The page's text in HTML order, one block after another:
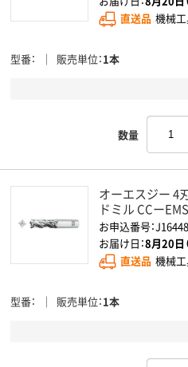
直送品 機械
型番 販売単位 1本
数量
オーエスジー 4
ドミル CCー
お申込番号：
お届け日：8月20日
直送品 機械
型番 販売単位 1本